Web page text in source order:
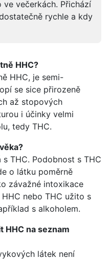
večerkách. Přichází
rychle a kdy
HHC?
HHC, je semi-
se sice přirozeně
až stopových
i účinky velmi
tedy THC.
THC. Podobnost s THC
o látku poměrně
závažné intoxikace
nebo THC užito s
s alkoholem.
HHC na seznam
látek není